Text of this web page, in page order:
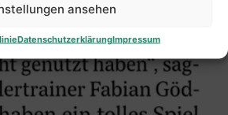
ansehen
DatenschutzerklärungImpressum